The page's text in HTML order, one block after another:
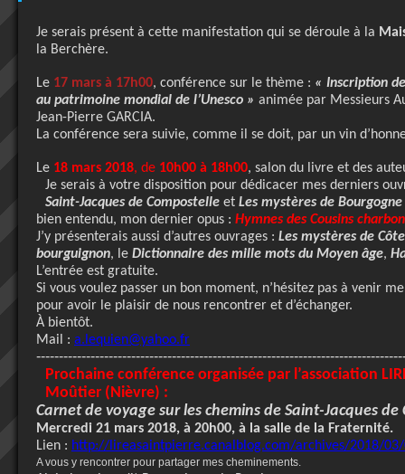
Je serais présent à cette manifestation qui se déroule à la
la Berchère.
Le 17 mars à 17h00, conférence sur le thème : « Inscription
au patrimoine mondial de l’Unesco » animée par Messieurs
Jean-Pierre GARCIA.
La conférence sera suivie, comme il se doit, par un vin
Le 18 mars 2018, de 10h00 à 18h00, salon du livre et des
Je serais à votre disposition pour dédicacer mes derniers
Saint-Jacques de Compostelle et Les mystères de Bourgogne
bien entendu, mon dernier opus : Hymnes des Cousins
J’y présenterais aussi d’autres ouvrages : Les mystères de
bourguignon, le Dictionnaire des mille mots du Moyen âge,
L’entrée est gratuite.
Si vous voulez passer un bon moment, n’hésitez pas à venir
pour avoir le plaisir de nous rencontrer et d’échanger.
À bientôt.
Mail : a.lequien@yahoo.fr
Prochaine conférence organisée par l’association
Moûtier (Nièvre) :
Carnet de voyage sur les chemins de Saint-Jacques de
Mercredi 21 mars 2018, à 20h00, à la salle de la Fraternité.
Lien : http://lireasaintpierre.canalblog.com/archives/2018/
A vous y rencontrer pour partager mes cheminements.